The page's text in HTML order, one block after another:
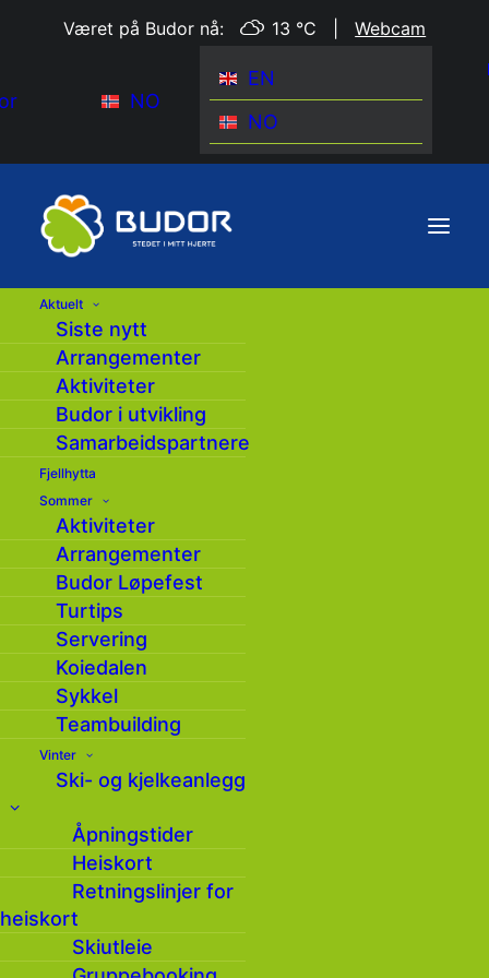
Været på Budor nå: 13 °C |Webcam
NO
EN
NO
Aktuelt
Siste nytt
Arrangementer
Aktiviteter
Budor i utvikling
Samarbeidspartnere
Fjellhytta
Sommer
Aktiviteter
Arrangementer
Budor Løpefest
Turtips
Servering
Koiedalen
Sykkel
Teambuilding
Vinter
Ski- og kjelkeanlegg
Åpningstider
Heiskort
Retningslinjer for
heiskort
Skiutleie
Turtips: Rundtur fra
Savalsætra
Nordover fra Savalsætra er det anlagt en
Her er det flotte informasjonstavler om
geologi og gammel seterhistorie og flere
interessante og helt spesielle kulturminner.
Fra parkeringsplassen følger du
Rondanestien/kulturstien gjennom frodig